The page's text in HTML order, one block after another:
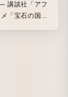
講談社「アフ
「宝石の国」